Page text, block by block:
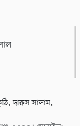
দারুস সালাম,